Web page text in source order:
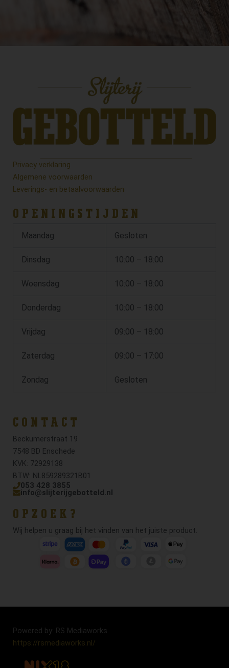
Privacy verklaring
Algemene voorwaarden
Leverings- en betaalvoorwaarden
OPENINGSTIJDEN
Maandag Gesloten
Dinsdag 10:00 – 18:00
Woensdag 10:00 – 18:00
Donderdag 10:00 – 18:00
Vrijdag 09:00 – 18:00
Zaterdag 09:00 – 17:00
Zondag Gesloten
CONTACT
Beckumerstraat 19
7548 BD Enschede
KVK: 72929138
BTW: NL859289321B01
053 428 3855
info@slijterijgebotteld.nl
OPZOEK?
Wij helpen u graag bij het vinden van het juiste product.
Powered by: RS Mediaworks
https://rsmediaworks.nl/